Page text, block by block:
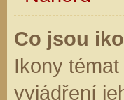
Co jsou
Ikony
vyjádření